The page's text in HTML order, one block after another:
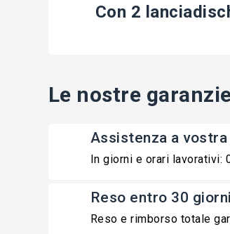
Con 2
Le nostre
Assistenza a
In giorni e orari
Reso entro 30 giorni
Reso e rimborso totale